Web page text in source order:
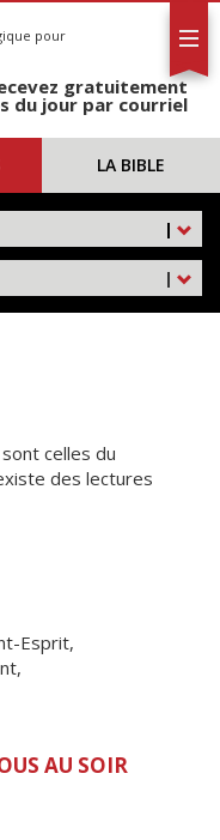
pour
gratuitement
du jour par courriel
LA BIBLE
|
|
celles du
des lectures
Esprit,
AU SOIR